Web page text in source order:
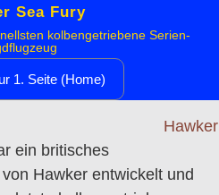
Sea Fury
kolbengetriebene Serien-
1. Seite (Home)
ein britisches
Hawker entwickelt und